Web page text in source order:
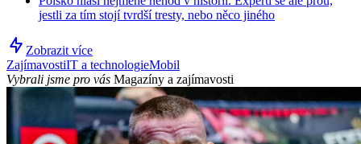
jestli za tím stojí tvrdší tresty, nebo něco jiného
Zobrazit více
ZajímavostiIT a technologieMobil
Vybrali jsme pro vás Magazíny a zajímavosti